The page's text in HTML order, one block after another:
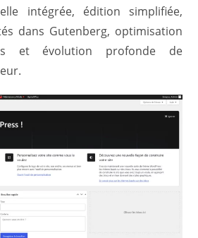
intégrée, édition simplifiée,
dans Gutenberg, optimisation
et évolution profonde de